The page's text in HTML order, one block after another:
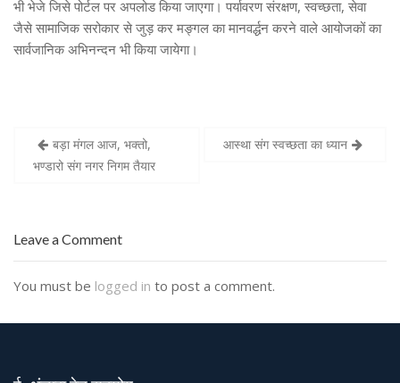
भी भेजे जिसे पोर्टल पर अपलोड किया जाएगा। पर्यावरण संरक्षण, स्वच्छता, सेवा
जैसे सामाजिक सरोकार से जुड़ कर मङ्गल का मानवर्द्धन करने वाले आयोजकों का
सार्वजानिक अभिनन्दन भी किया जायेगा।
t
n
a
v
g
बड़ा मंगल आज, भक्तो,
भण्डारो संग नगर निगम तैयार
आस्था संग स्वच्छता का ध्यान
Leave a Comment
You must be logged in to post a comment.